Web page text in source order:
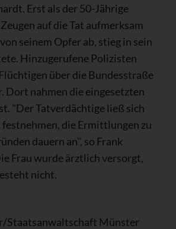
Erst als der 50-Jährige
auf die Tat aufmerksam
seinem Opfer ab, stieg in sein
Hinzugerufene Polizisten
über die Bundesstraße
Dort nahmen die eingesetzten
"Der Tatverdächtige ließ sich
die Ermittlungen zu
dauern an", so Frank
Frau wurde ärztlich versorgt,
nicht.
Staatsanwaltschaft Münster